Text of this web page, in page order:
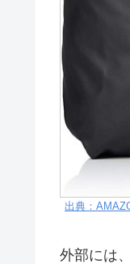
出典：
外部には